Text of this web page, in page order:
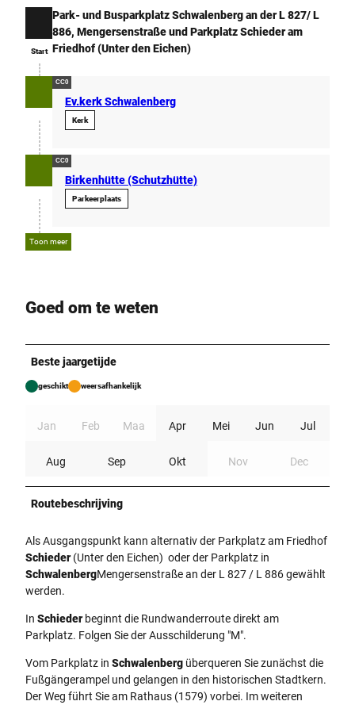
Start
Start
Park- und Busparkplatz Schwalenberg an der L 827/ L
886, Mengersenstraße und Parkplatz Schieder am
Friedhof (Unter den Eichen)
CC0
Ev.kerk Schwalenberg
Kerk
CC0
Birkenhütte (Schutzhütte)
Parkeerplaats
Toon meer
Goed om te weten
Beste jaargetijde
geschikt weersafhankelijk
Jan Feb Maa Apr Mei Jun Jul
Aug Sep Okt Nov Dec
Routebeschrijving
Als Ausgangspunkt kann alternativ der Parkplatz am Friedhof
Schieder(Unter den Eichen) oder der Parkplatz in
SchwalenbergMengersenstraße an der L 827 / L 886 gewählt
werden.
In Schiederbeginnt die Rundwanderroute direkt am
Parkplatz. Folgen Sie der Ausschilderung "M".
Vom Parkplatz in Schwalenberg überqueren Sie zunächst die
Fußgängerampel und gelangen in den historischen Stadtkern.
Der Weg führt Sie am Rathaus (1579) vorbei. Im weiteren